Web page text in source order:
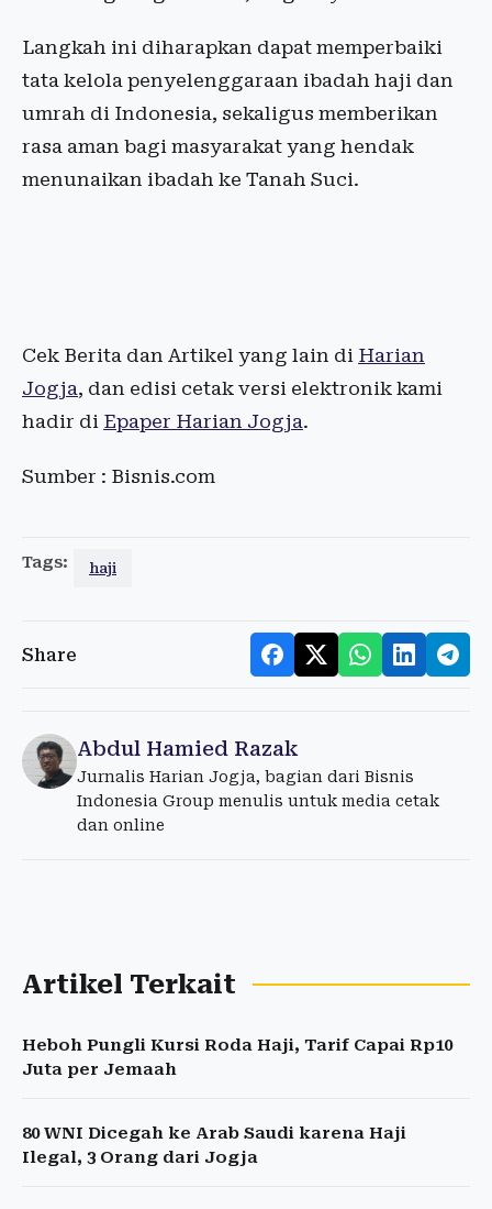
Langkah ini diharapkan dapat memperbaiki
tata kelola penyelenggaraan ibadah haji dan
umrah di Indonesia, sekaligus memberikan
rasa aman bagi masyarakat yang hendak
menunaikan ibadah ke Tanah Suci.
Cek Berita dan Artikel yang lain di Harian
Jogja, dan edisi cetak versi elektronik kami
hadir di Epaper Harian Jogja.
Sumber : Bisnis.com
Tags: haji
Share
Abdul Hamied Razak
Jurnalis Harian Jogja, bagian dari Bisnis
Indonesia Group menulis untuk media cetak
dan online
Artikel Terkait
Heboh Pungli Kursi Roda Haji, Tarif Capai Rp10
Juta per Jemaah
80 WNI Dicegah ke Arab Saudi karena Haji
Ilegal, 3 Orang dari Jogja